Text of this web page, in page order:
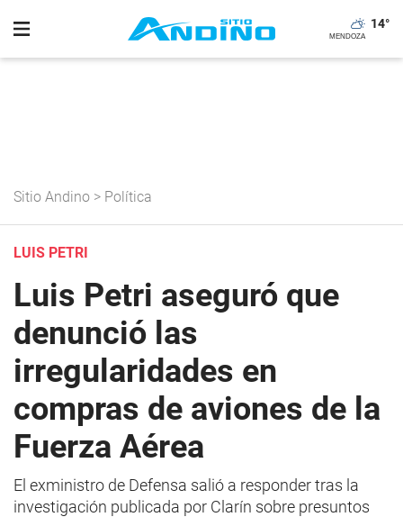
14°
Sitio Andino > Política
LUIS PETRI
Luis Petri aseguró que
denunció las
irregularidades en
compras de aviones de la
Fuerza Aérea
El exministro de Defensa salió a responder tras la
investigación publicada por Clarín sobre presuntos